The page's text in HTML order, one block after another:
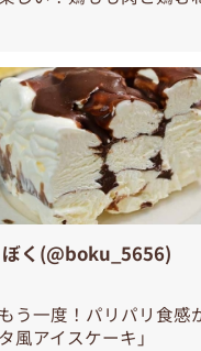
ぼく(@boku_5656)
う一度！パリパリ食感
風アイスケーキ」